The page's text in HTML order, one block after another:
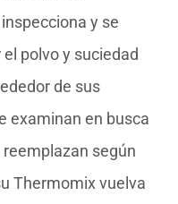
y se
polvo y suciedad
de sus
examinan en busca
según
Thermomix vuelva